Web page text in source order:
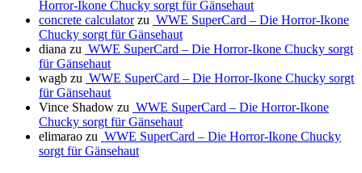
Horror-Ikone Chucky sorgt für Gänsehaut
concrete calculatorzu WWE SuperCard – Die Horror-Ikone
Chucky sorgt für Gänsehaut
diana zu WWE SuperCard – Die Horror-Ikone Chucky sorgt
für Gänsehaut
wagb zu WWE SuperCard – Die Horror-Ikone Chucky sorgt
für Gänsehaut
Vince Shadow zu WWE SuperCard – Die Horror-Ikone
Chucky sorgt für Gänsehaut
elimarao zu WWE SuperCard – Die Horror-Ikone Chucky
sorgt für Gänsehaut